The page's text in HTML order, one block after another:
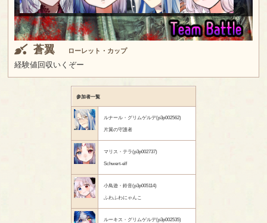
蒼翼 ローレット・カップ
経験値回収いくぞー
参加者一覧
ルナール・グリムゲルデ(p3p002562)
片翼の守護者
マリス・テラ(p3p002737)
Schwert-elf
小鳥遊・鈴音(p3p005114)
ふわふわにゃんこ
ルーキス・グリムゲルデ(p3p002535)